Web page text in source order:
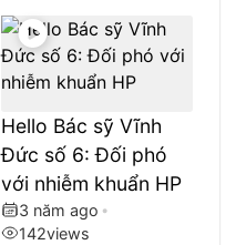
Hello Bác sỹ Vĩnh
Đức số 6: Đối phó
với nhiễm khuẩn HP
3 năm ago •
142views